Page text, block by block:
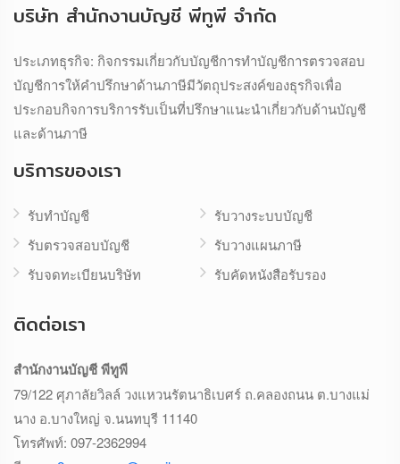
บริษัท สำนักงานบัญชี พีทูพี จำกัด
ประเภทธุรกิจ: กิจกรรมเกี่ยวกับบัญชีการทำบัญชีการตรวจสอบ
บัญชีการให้คำปรึกษาด้านภาษีมีวัตถุประสงค์ของธุรกิจเพื่อ
ประกอบกิจการบริการรับเป็นที่ปรึกษาแนะนำเกี่ยวกับด้านบัญชี
และด้านภาษี
บริการของเรา
รับทำบัญชี
รับตรวจสอบบัญชี
รับจดทะเบียนบริษัท
รับวางระบบบัญชี
รับวางแผนภาษี
รับคัดหนังสือรับรอง
ติดต่อเรา
สำนักงานบัญชี พีทูพี
79/122 ศุภาลัยวิลล์ วงแหวนรัตนาธิเบศร์ ถ.คลองถนน ต.บางแม่
นาง อ.บางใหญ่ จ.นนทบุรี 11140
โทรศัพท์: 097-2362994